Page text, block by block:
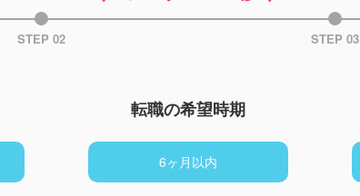
STEP 02 STEP 03
転職の希望時期
6ヶ月以内